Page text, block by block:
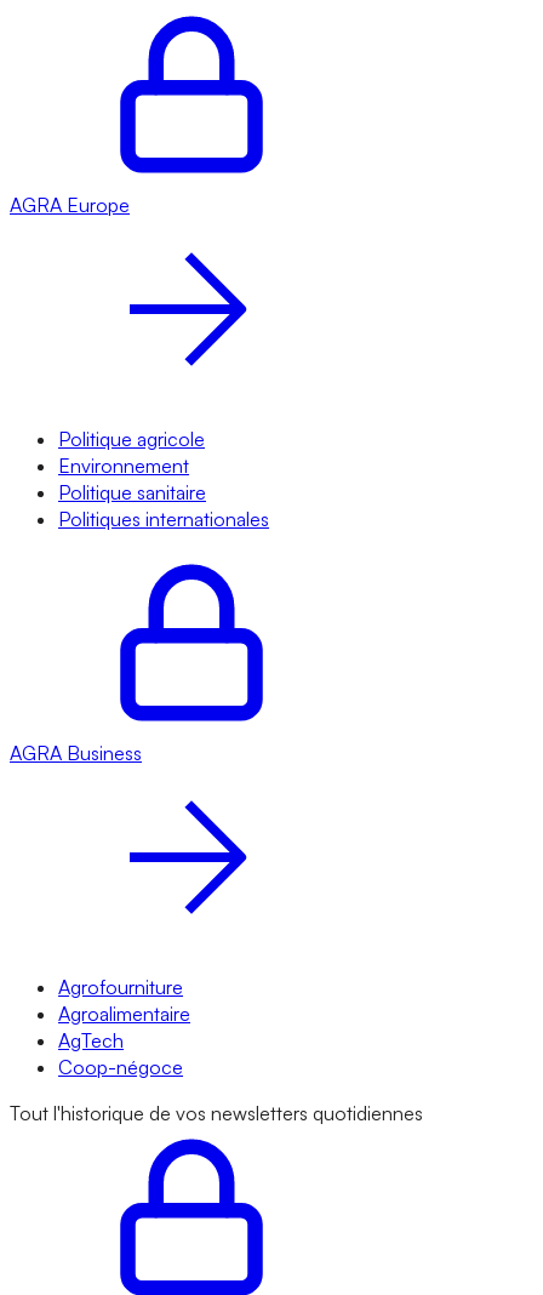
AGRA Europe
Politique agricole
Environnement
Politique sanitaire
Politiques internationales
AGRA Business
Agrofourniture
Agroalimentaire
AgTech
Coop-négoce
Tout l'historique de vos newsletters quotidiennes